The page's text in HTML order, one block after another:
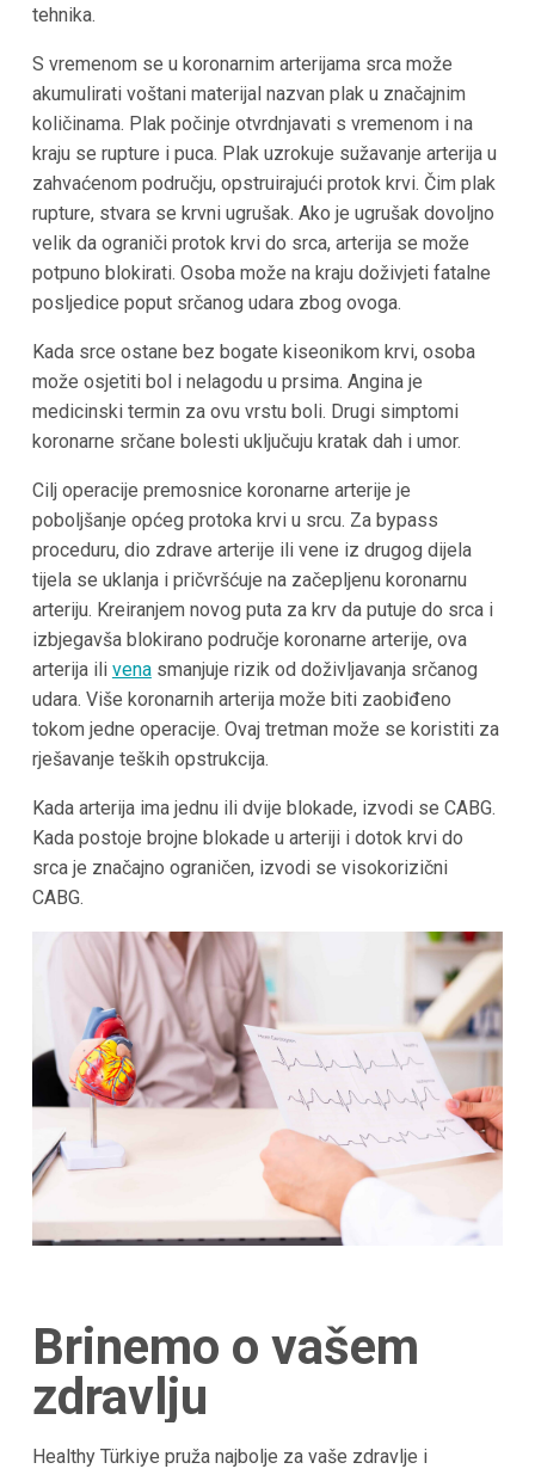
tehnika.
S vremenom se u koronarnim arterijama srca može
akumulirati voštani materijal nazvan plak u značajnim
količinama. Plak počinje otvrdnjavati s vremenom i na
kraju se rupture i puca. Plak uzrokuje sužavanje arterija u
zahvaćenom području, opstruirajući protok krvi. Čim plak
rupture, stvara se krvni ugrušak. Ako je ugrušak dovoljno
velik da ograniči protok krvi do srca, arterija se može
potpuno blokirati. Osoba može na kraju doživjeti fatalne
posljedice poput srčanog udara zbog ovoga.
Kada srce ostane bez bogate kiseonikom krvi, osoba
može osjetiti bol i nelagodu u prsima. Angina je
medicinski termin za ovu vrstu boli. Drugi simptomi
koronarne srčane bolesti uključuju kratak dah i umor.
Cilj operacije premosnice koronarne arterije je
poboljšanje općeg protoka krvi u srcu. Za bypass
proceduru, dio zdrave arterije ili vene iz drugog dijela
tijela se uklanja i pričvršćuje na začepljenu koronarnu
arteriju. Kreiranjem novog puta za krv da putuje do srca i
izbjegavša blokirano područje koronarne arterije, ova
arterija ili venasmanjuje rizik od doživljavanja srčanog
udara. Više koronarnih arterija može biti zaobiđeno
tokom jedne operacije. Ovaj tretman može se koristiti za
rješavanje teških opstrukcija.
Kada arterija ima jednu ili dvije blokade, izvodi se CABG.
Kada postoje brojne blokade u arteriji i dotok krvi do
srca je značajno ograničen, izvodi se visokorizični
CABG.
Brinemo o vašem
zdravlju
Healthy Türkiye pruža najbolje za vaše zdravlje i